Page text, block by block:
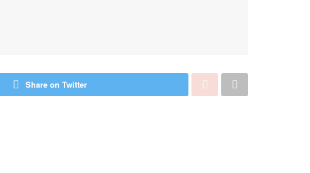
Share on Twitter